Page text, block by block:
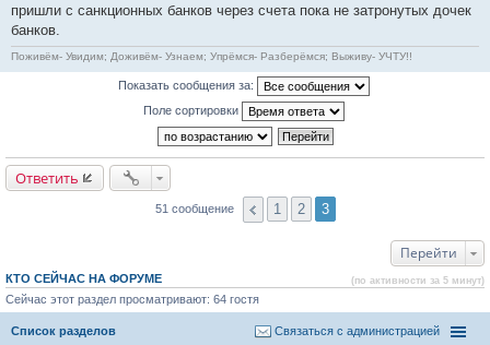
пришли с санкционных банков через счета пока не затронутых дочек
банков.
Поживём- Увидим; Доживём- Узнаем; Упрёмся- Разберёмся; Выживу- УЧТУ!!
Показать сообщения за:
Поле сортировки
Ответить
51 сообщение 1 2 3
Перейти
КТО СЕЙЧАС НА ФОРУМЕ (по активности за 5 минут)
Сейчас этот раздел просматривают: 64 гостя
Список разделов Связаться с администрацией